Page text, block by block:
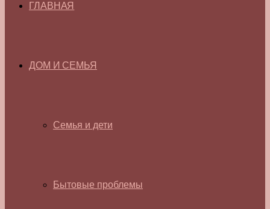
ГЛАВНАЯ
ДОМ И СЕМЬЯ
Семья и дети
Бытовые проблемы